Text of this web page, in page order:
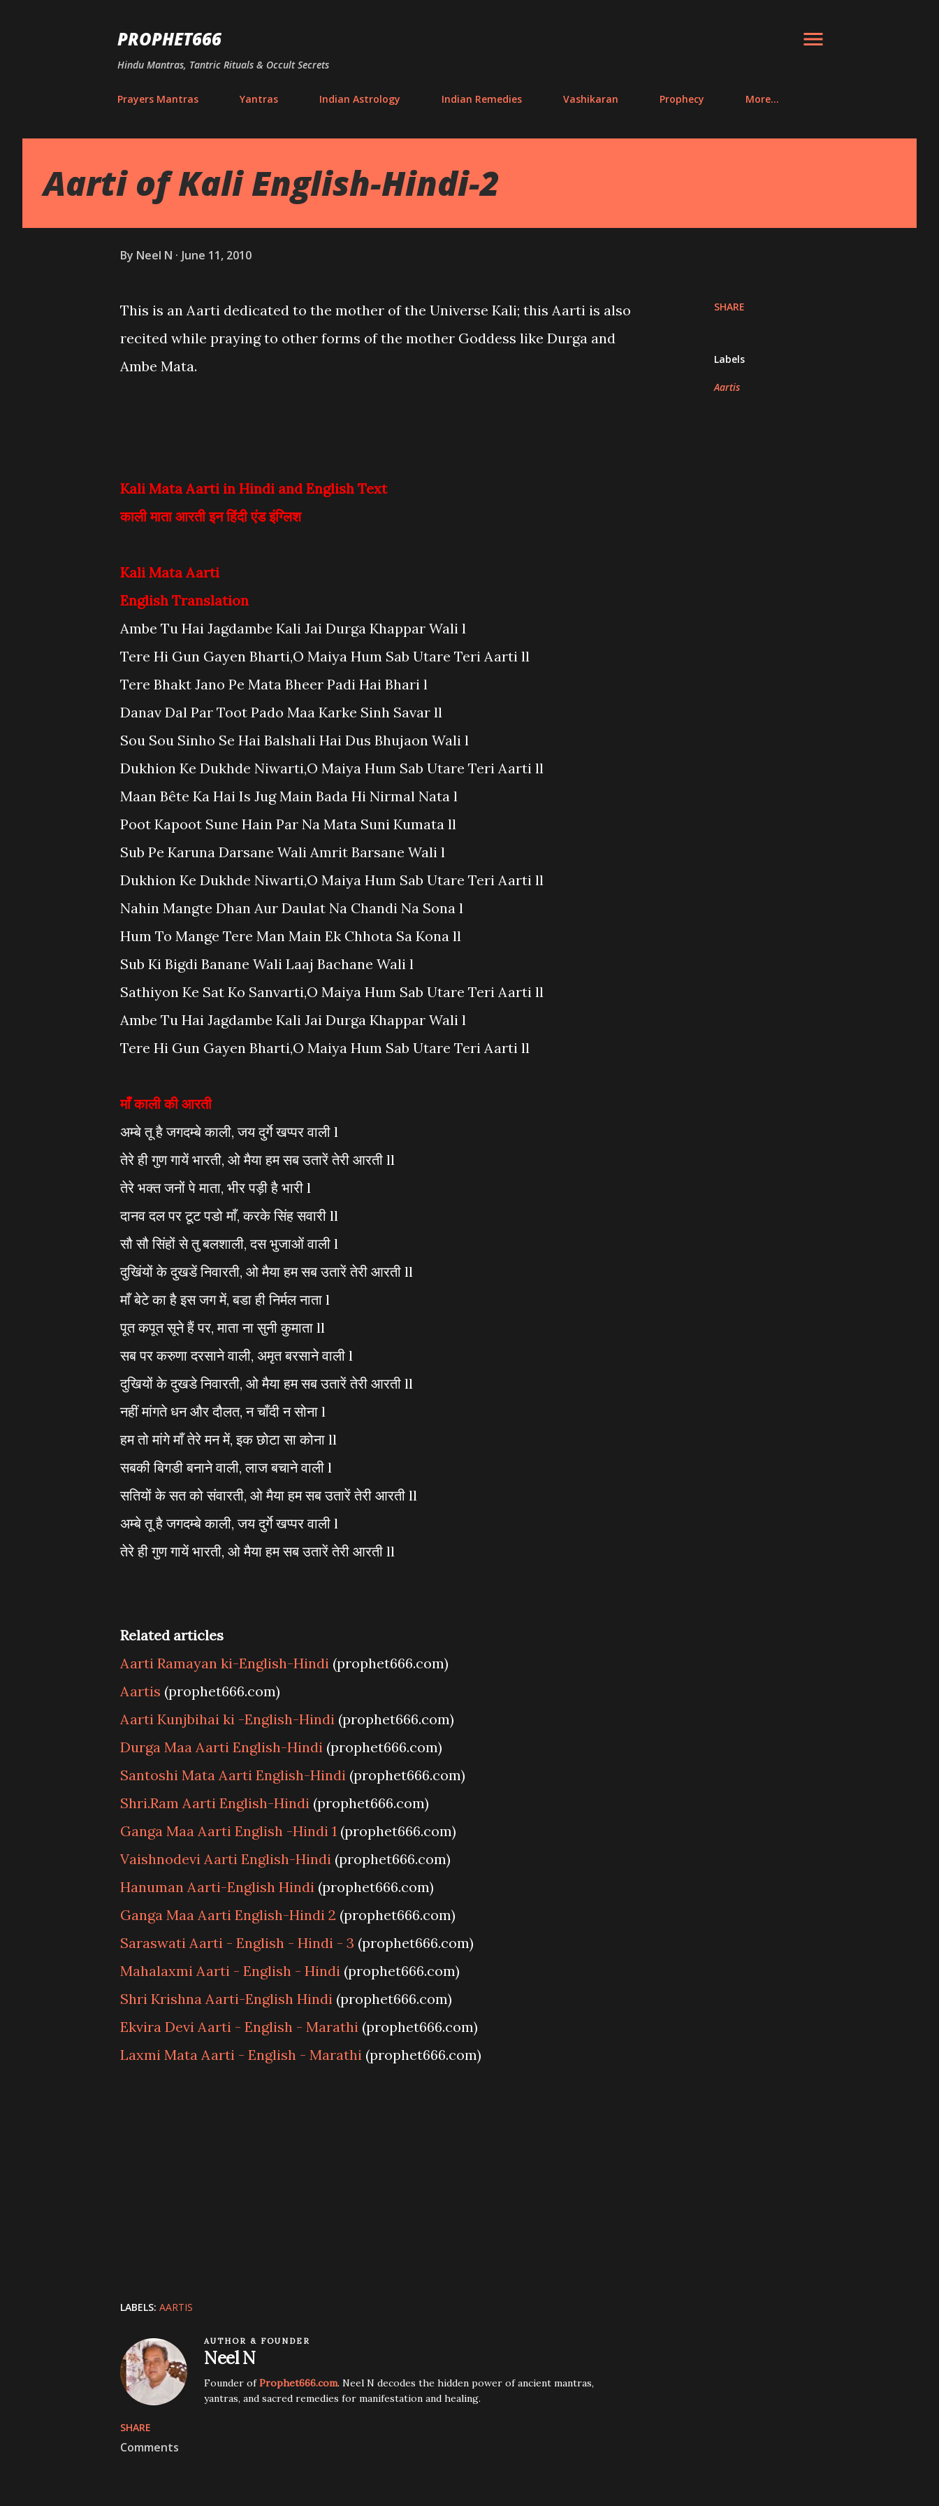
PROPHET666
Hindu Mantras, Tantric Rituals & Occult Secrets
Prayers Mantras Yantras Indian Astrology Indian Remedies Vashikaran Prophecy More…
Aarti of Kali English-Hindi-2
By Neel N June 11, 2010
This is an Aarti dedicated to the mother of the Universe Kali; this Aarti is also
recited while praying to other forms of the mother Goddess like Durga and
Ambe Mata.
Kali Mata Aarti in Hindi and English Text
काली माता आरती इन हिंदी एंड इंग्लिश
Kali Mata Aarti
English Translation
Ambe Tu Hai Jagdambe Kali Jai Durga Khappar Wali l
Tere Hi Gun Gayen Bharti,O Maiya Hum Sab Utare Teri Aarti ll
Tere Bhakt Jano Pe Mata Bheer Padi Hai Bhari l
Danav Dal Par Toot Pado Maa Karke Sinh Savar ll
Sou Sou Sinho Se Hai Balshali Hai Dus Bhujaon Wali l
Dukhion Ke Dukhde Niwarti,O Maiya Hum Sab Utare Teri Aarti ll
Maan Bête Ka Hai Is Jug Main Bada Hi Nirmal Nata l
Poot Kapoot Sune Hain Par Na Mata Suni Kumata ll
Sub Pe Karuna Darsane Wali Amrit Barsane Wali l
Dukhion Ke Dukhde Niwarti,O Maiya Hum Sab Utare Teri Aarti ll
Nahin Mangte Dhan Aur Daulat Na Chandi Na Sona l
Hum To Mange Tere Man Main Ek Chhota Sa Kona ll
Sub Ki Bigdi Banane Wali Laaj Bachane Wali l
Sathiyon Ke Sat Ko Sanvarti,O Maiya Hum Sab Utare Teri Aarti ll
Ambe Tu Hai Jagdambe Kali Jai Durga Khappar Wali l
Tere Hi Gun Gayen Bharti,O Maiya Hum Sab Utare Teri Aarti ll
माँ काली की आरती
अम्बे तू है जगदम्बे काली, जय दुर्गे खप्पर वाली l
तेरे ही गुण गायें भारती, ओ मैया हम सब उतारें तेरी आरती ll
तेरे भक्त जनों पे माता, भीर पड़ी है भारी l
दानव दल पर टूट पडो माँ, करके सिंह सवारी ll
सौ सौ सिंहों से तु बलशाली, दस भुजाओं वाली l
दुखिंयों के दुखडें निवारती, ओ मैया हम सब उतारें तेरी आरती ll
माँ बेटे का है इस जग में, बडा ही निर्मल नाता l
पूत कपूत सूने हैं पर, माता ना सुनी कुमाता ll
सब पर करुणा दरसाने वाली, अमृत बरसाने वाली l
दुखियों के दुखडे निवारती, ओ मैया हम सब उतारें तेरी आरती ll
नहीं मांगते धन और दौलत, न चाँदी न सोना l
हम तो मांगे माँ तेरे मन में, इक छोटा सा कोना ll
सबकी बिगडी बनाने वाली, लाज बचाने वाली l
सतियों के सत को संवारती, ओ मैया हम सब उतारें तेरी आरती ll
अम्बे तू है जगदम्बे काली, जय दुर्गे खप्पर वाली l
तेरे ही गुण गायें भारती, ओ मैया हम सब उतारें तेरी आरती ll
Related articles
Aarti Ramayan ki-English-Hindi (prophet666.com)
Aartis (prophet666.com)
Aarti Kunjbihai ki -English-Hindi (prophet666.com)
Durga Maa Aarti English-Hindi (prophet666.com)
Santoshi Mata Aarti English-Hindi (prophet666.com)
Shri.Ram Aarti English-Hindi (prophet666.com)
Ganga Maa Aarti English -Hindi 1 (prophet666.com)
Vaishnodevi Aarti English-Hindi (prophet666.com)
Hanuman Aarti-English Hindi (prophet666.com)
Ganga Maa Aarti English-Hindi 2 (prophet666.com)
Saraswati Aarti - English - Hindi - 3 (prophet666.com)
Mahalaxmi Aarti - English - Hindi (prophet666.com)
Shri Krishna Aarti-English Hindi (prophet666.com)
Ekvira Devi Aarti - English - Marathi (prophet666.com)
Laxmi Mata Aarti - English - Marathi (prophet666.com)
SHARE
Labels
Aartis
LABELS: AARTIS
AUTHOR & FOUNDER
Neel N
Founder ofProphet666.com. Neel N decodes the hidden power of ancient mantras,
yantras, and sacred remedies for manifestation and healing.
SHARE
Comments